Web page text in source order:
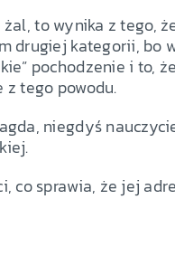
to wynika z tego,
drugiej kategorii, bo
pochodzenie i to,
z tego powodu.
niegdyś
co sprawia, że jej